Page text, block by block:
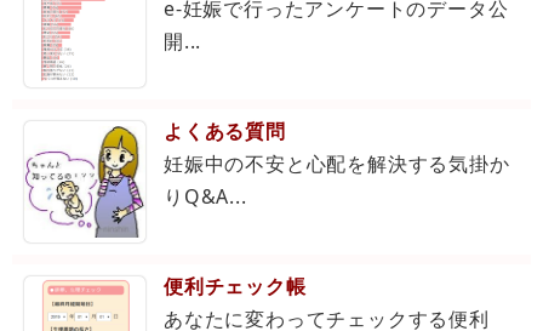
e-妊娠で行ったアンケートのデータ公
開...
よくある質問
妊娠中の不安と心配を解決する気掛か
りQ&A...
便利チェック帳
あなたに変わってチェックする便利